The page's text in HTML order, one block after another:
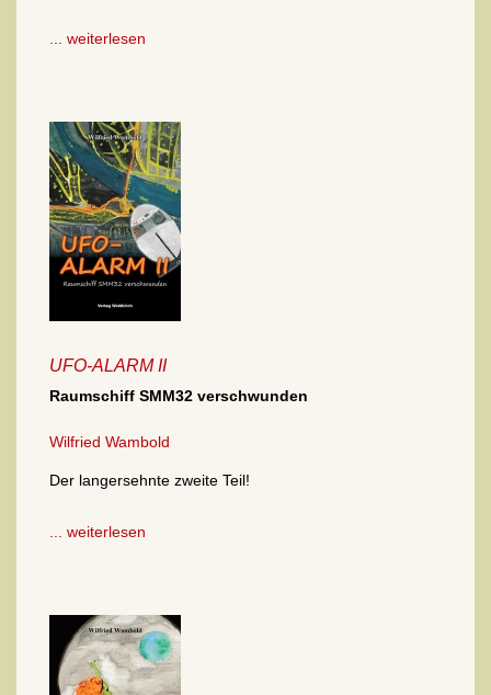
... weiterlesen
UFO-ALARM II
Raumschiff SMM32 verschwunden
Wilfried Wambold
Der langersehnte zweite Teil!
... weiterlesen